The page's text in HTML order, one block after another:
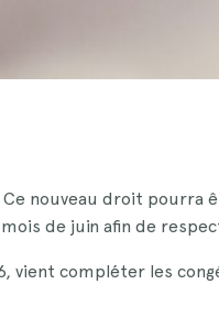
nouveau droit pourra
de juin afin de
vient compléter les